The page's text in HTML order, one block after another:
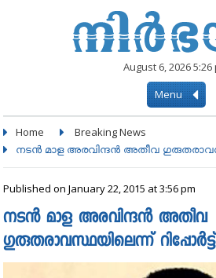
August 6, 2026 5:26
Menu
Home Breaking News
നടൻ മാള അരവിന്ദന്‍ അതീവ
Published on January 22, 2015 at 3:56 pm
നടൻ മാള അരവിന്ദന്‍ അതീവ
ഗുരുതരാവസ്ഥയിലെന്ന് റിപ്പോർട്ട്